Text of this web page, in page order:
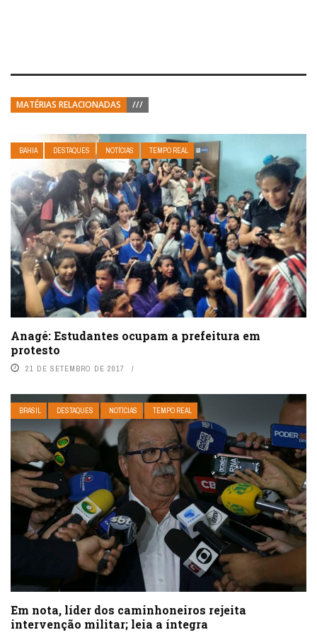
MATÉRIAS RELACIONADAS ///
BAHIA DESTAQUES NOTÍCIAS TEMPO REAL
Anagé: Estudantes ocupam a prefeitura em
protesto
21 DE SETEMBRO DE 2017
BRASIL DESTAQUES NOTÍCIAS TEMPO REAL
Em nota, líder dos caminhoneiros rejeita
intervenção militar; leia a íntegra